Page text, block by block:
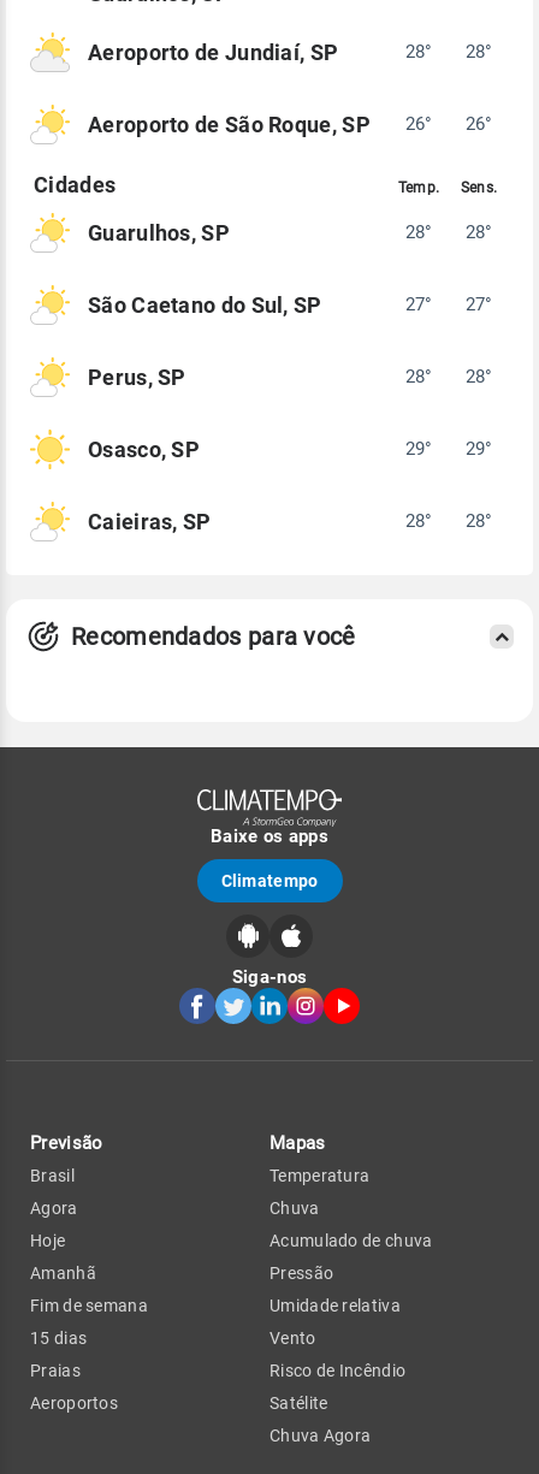
Aeroporto de Jundiaí, SP 28° 28°
Aeroporto de São Roque, SP 26° 26°
Guarulhos, SP 28° 28°
São Caetano do Sul, SP 27° 27°
Perus, SP 28° 28°
Osasco, SP 29° 29°
Caieiras, SP 28° 28°
Recomendados para você
Baixe os apps
Climatempo
Siga-nos
Previsão
Brasil
Agora
Hoje
Amanhã
Fim de semana
15 dias
Praias
Aeroportos
Mapas
Temperatura
Chuva
Acumulado de chuva
Pressão
Umidade relativa
Vento
Risco de Incêndio
Satélite
Chuva Agora